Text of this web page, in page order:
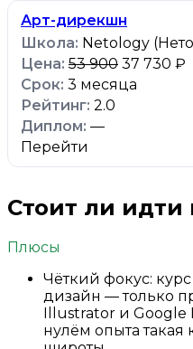
Арт-дирекшн
Netology
53 900 37 730 ₽
3 месяца
2.0
—
Перейти
Стоит ли идти
Плюсы
Чёткий фокус: курс
дизайн — только
Illustrator и Google
нулём опыта такая